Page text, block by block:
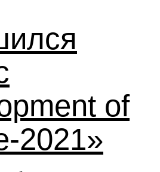
of
2021»